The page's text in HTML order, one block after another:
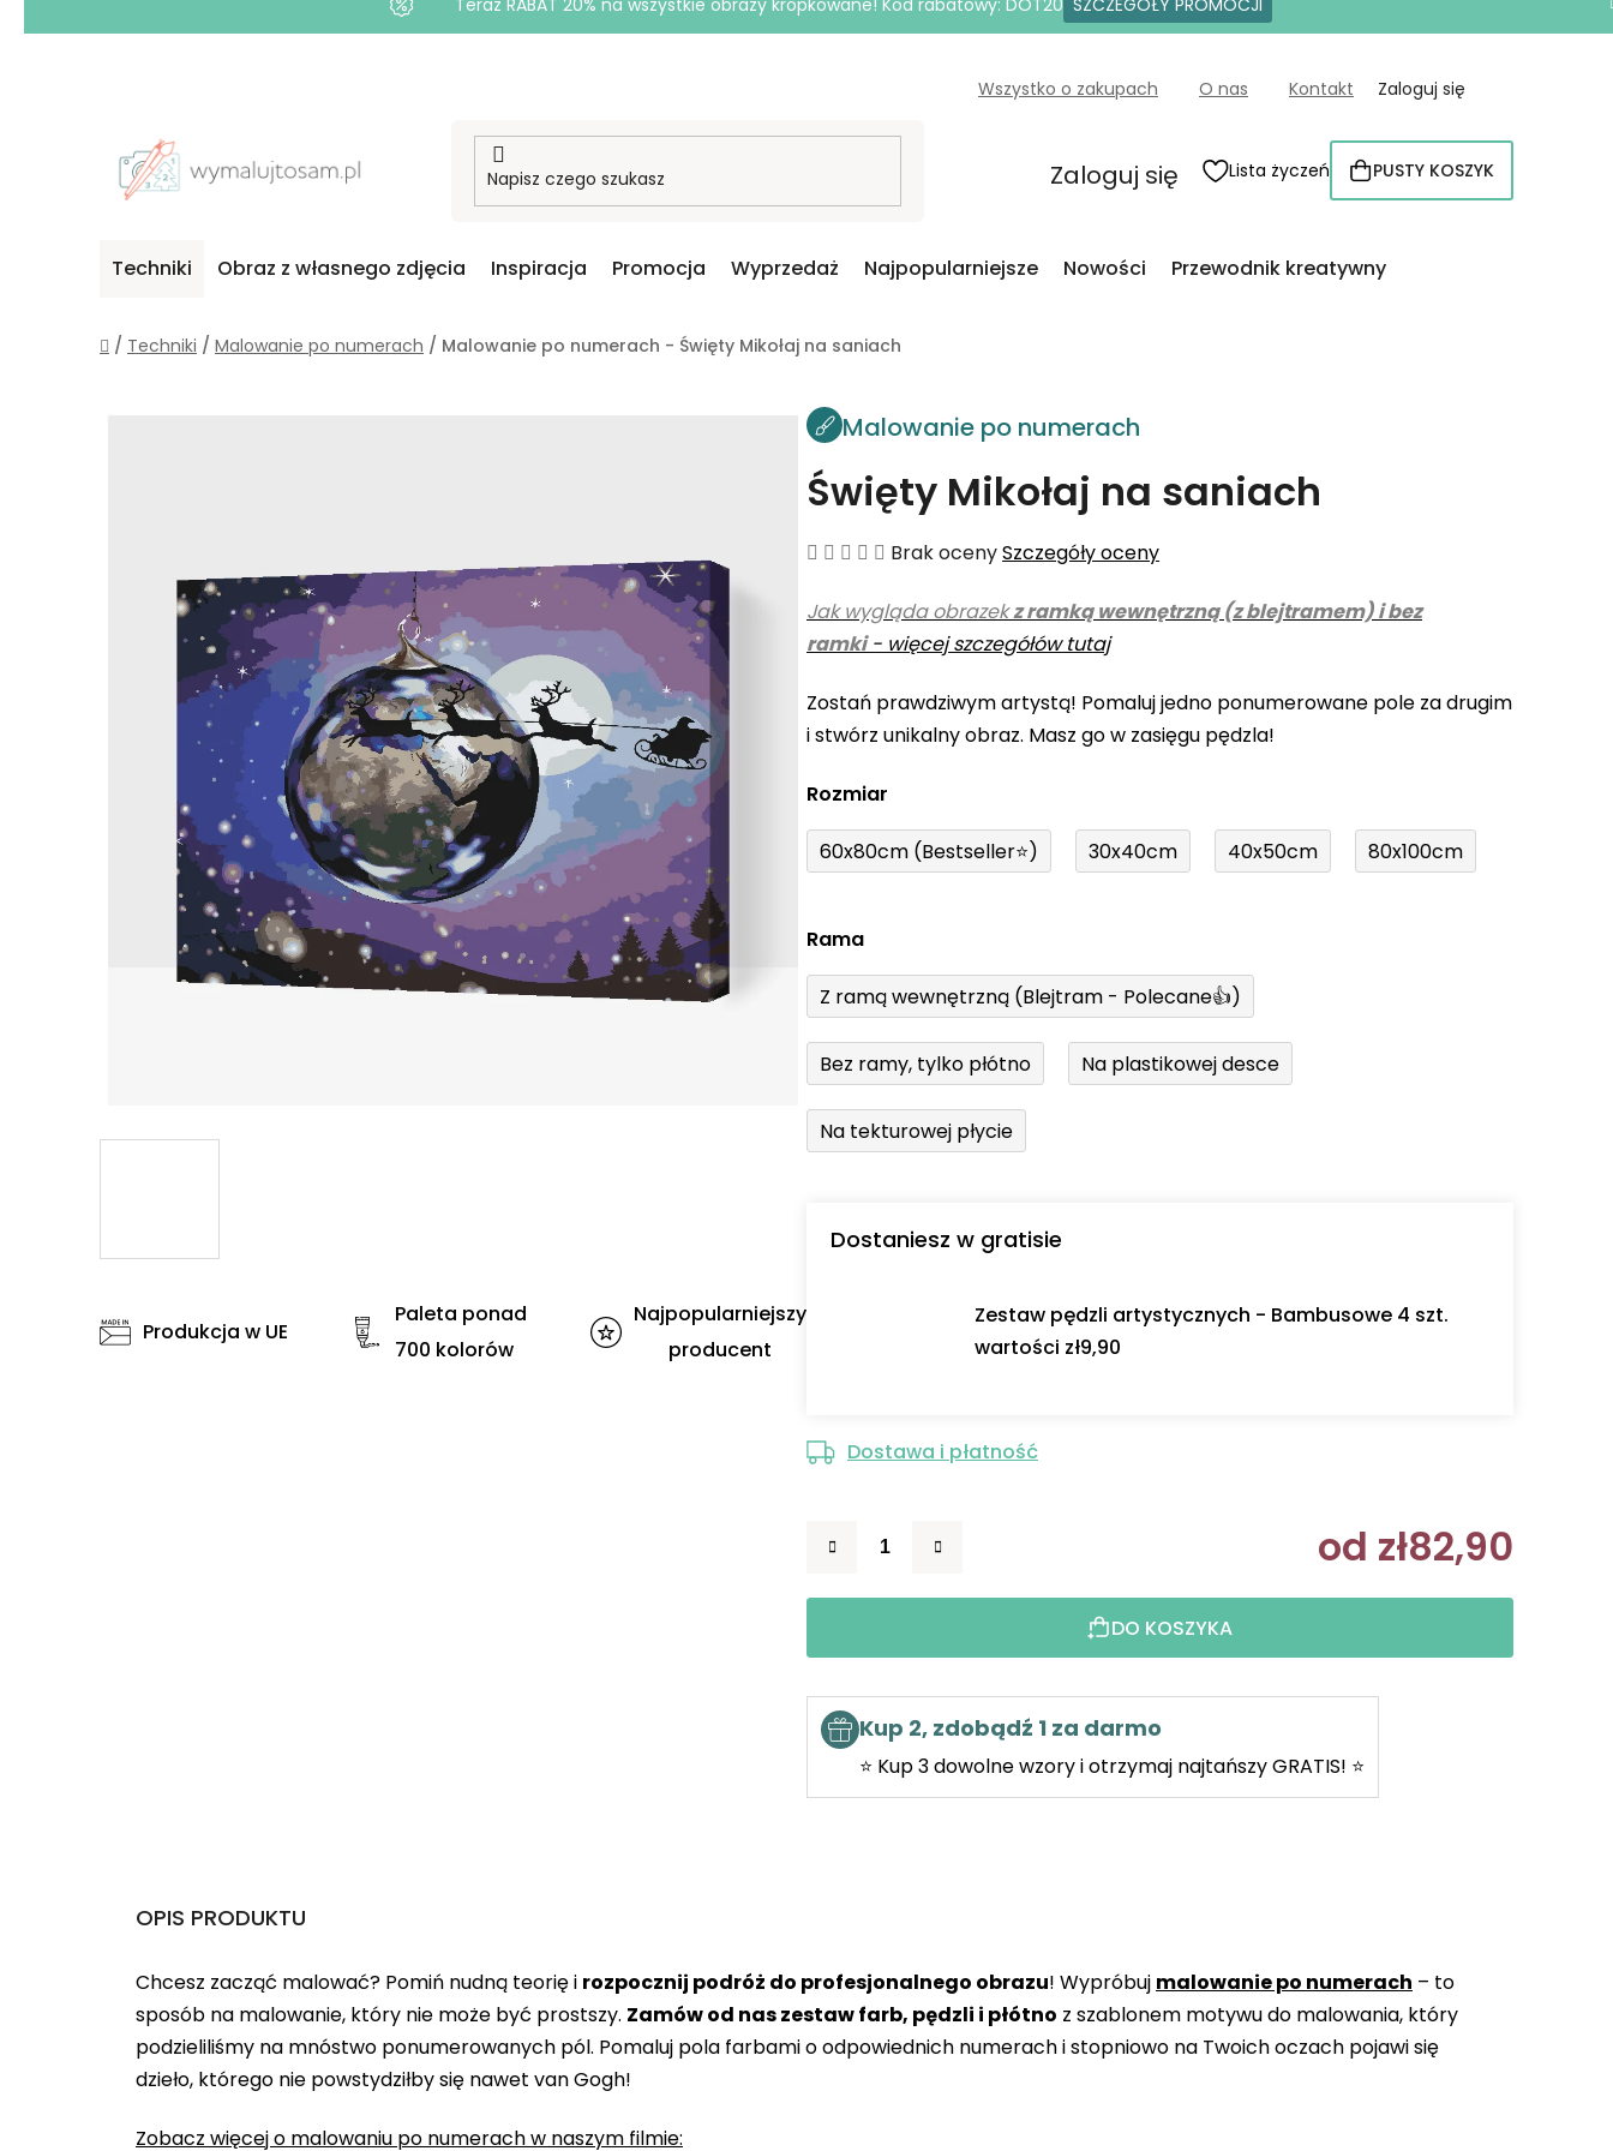
Teraz RABAT 20% na wszystkie obrazy kropkowane! Kod rabatowy: DOT20 SZCZEGÓŁY PROMOCJI
Wszystko o zakupach O nas Kontakt Zaloguj się
Zaloguj się Lista życzeń KOSZYK
PUSTY KOSZYK
Techniki Obraz z własnego zdjęcia Inspiracja Promocja Wyprzedaż Najpopularniejsze Nowości Przewodnik kreatywny
Home
/ Techniki / Malowanie po numerach / Malowanie po numerach - Święty Mikołaj na saniach
Malowanie po numerach
Święty Mikołaj na saniach
Średnia
produktu
wynosi
na
5
Brak ocenySzczegóły oceny
Jak wygląda obrazekz ramką wewnętrzną (z blejtramem) i bez
ramki- więcej szczegółów tutaj
Zostań prawdziwym artystą! Pomaluj jedno ponumerowane pole za drugim
i stwórz unikalny obraz. Masz go w zasięgu pędzla!
Rozmiar
60x80cm (Bestseller⭐) 30x40cm 40x50cm 80x100cm
Rama
Z ramą wewnętrzną (Blejtram - Polecane👍)
Bez ramy, tylko płótno Na plastikowej desce
Na tekturowej płycie
Dostaniesz w gratisie
Zestaw pędzli artystycznych - Bambusowe 4 szt.
wartości zł9,90
Dostawa i płatność
od zł82,90
DO KOSZYKA
Kup 2, zdobądź 1 za darmo
⭐ Kup 3 dowolne wzory i otrzymaj najtańszy GRATIS! ⭐
Produkcja w UE
Paleta ponad
700 kolorów
Najpopularniejszy
producent
OPIS PRODUKTU
Chcesz zacząć malować? Pomiń nudną teorię i rozpocznij podróż do profesjonalnego obrazu! Wypróbuj malowanie po numerach – to
sposób na malowanie, który nie może być prostszy. Zamów od nas zestaw farb, pędzli i płótno z szablonem motywu do malowania, który
podzieliliśmy na mnóstwo ponumerowanych pól. Pomaluj pola farbami o odpowiednich numerach i stopniowo na Twoich oczach pojawi się
dzieło, którego nie powstydziłby się nawet van Gogh!
Zobacz więcej o malowaniu po numerach w naszym filmie: